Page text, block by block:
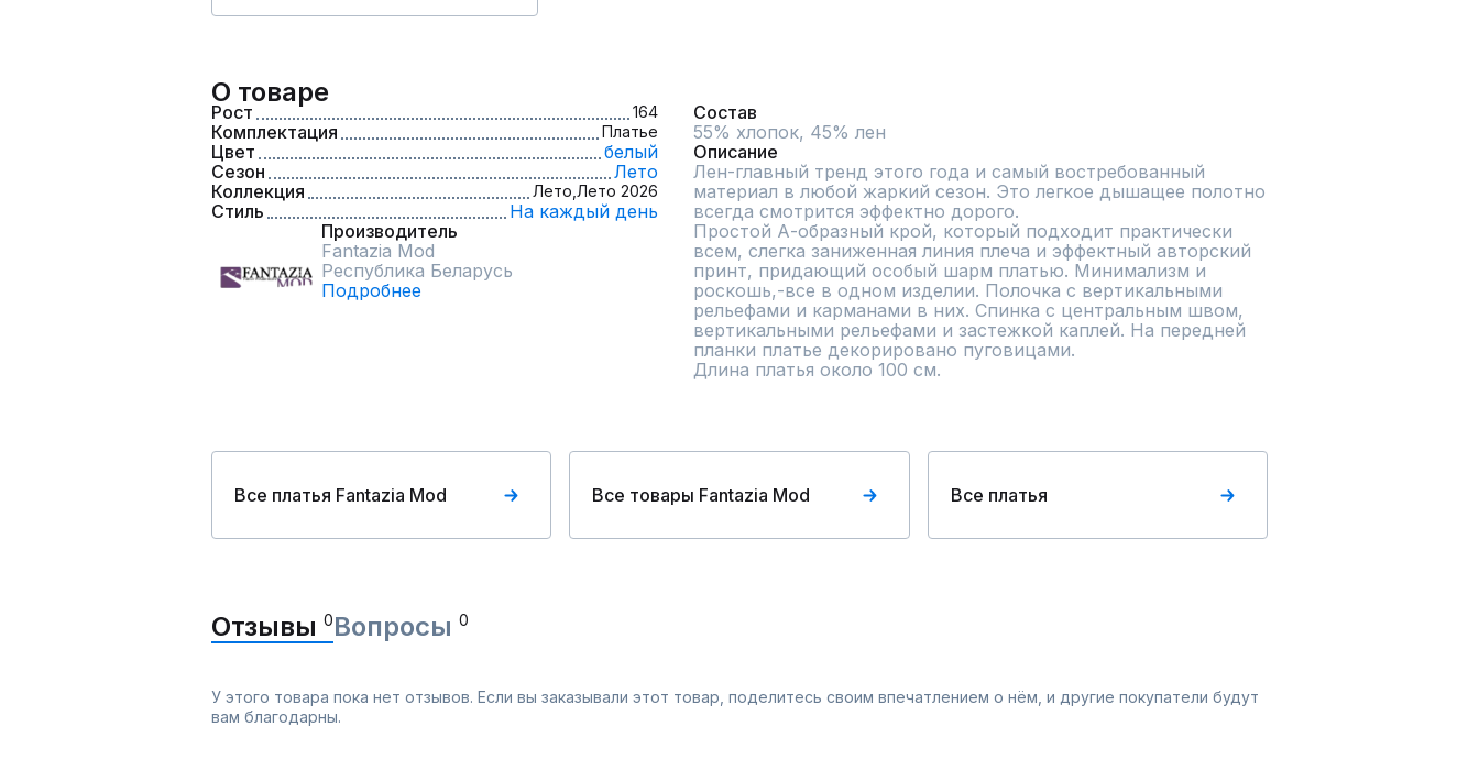
О товаре
Рост 164
Комплектация Платье
Цвет
белый
Сезон
Лето
Коллекция
Лето, Лето 2026
Стиль
На каждый день
Производитель
Fantazia Mod
Республика Беларусь
Подробнее
Состав
Описание
Лен-главный тренд этого года и самый востребованный
материал в любой жаркий сезон. Это легкое дышащее полотно
всегда смотрится эффектно дорого.
Простой А-образный крой, который подходит практически
всем, слегка заниженная линия плеча и эффектный авторский
принт, придающий особый шарм платью. Минимализм и
роскошь,-все в одном изделии. Полочка с вертикальными
рельефами и карманами в них. Спинка с центральным швом,
вертикальными рельефами и застежкой каплей. На передней
планки платье декорировано пуговицами.
Длина платья около 100 см.
Все платья Fantazia Mod Все товары Fantazia Mod Все платья
Отзывы 0Вопросы 0
У этого товара пока нет отзывов. Если вы заказывали этот товар, поделитесь своим впечатлением о нём, и другие покупатели будут
вам благодарны.